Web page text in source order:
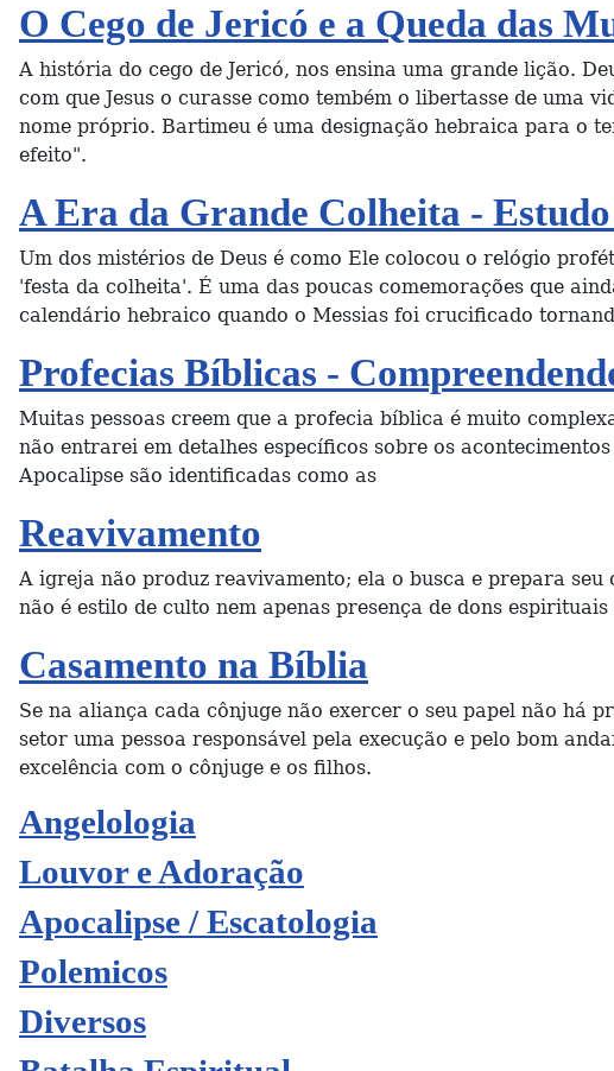
O Cego de Jericó e a Queda das
A história do cego de Jericó, nos ensina uma grande lição.
com que Jesus o curasse como tembém o libertasse de uma
nome próprio. Bartimeu é uma designação hebraica para o
efeito".
A Era da Grande Colheita -
Um dos mistérios de Deus é como Ele colocou o relógio
'festa da colheita'. É uma das poucas comemorações que
calendário hebraico quando o Messias foi crucificado
Profecias Bíblicas -
Muitas pessoas creem que a profecia bíblica é muito
não entrarei em detalhes específicos sobre os
Apocalipse são identificadas como as
Reavivamento
A igreja não produz reavivamento; ela o busca e prepara
não é estilo de culto nem apenas presença de dons
Casamento na Bíblia
Se na aliança cada cônjuge não exercer o seu papel não há
setor uma pessoa responsável pela execução e pelo bom
excelência com o cônjuge e os filhos.
Angelologia
Louvor e Adoração
Apocalipse / Escatologia
Polemicos
Diversos